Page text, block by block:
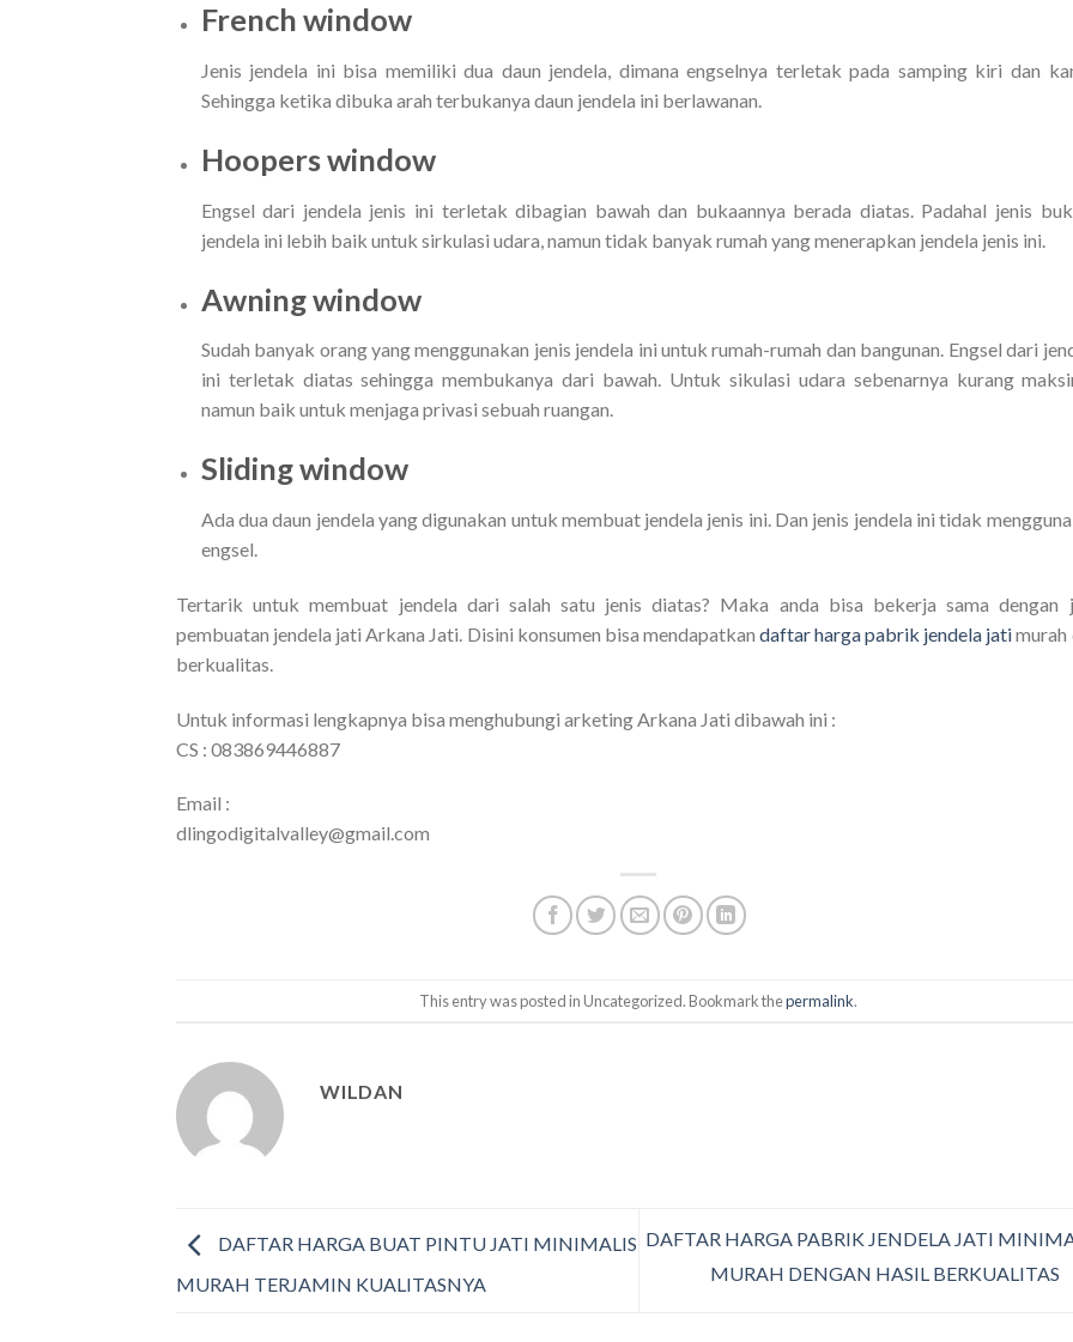
French window
Jenis jendela ini bisa memiliki dua daun jendela, dimana engselnya terletak pada samping kiri dan
Sehingga ketika dibuka arah terbukanya daun jendela ini berlawanan.
Hoopers window
Engsel dari jendela jenis ini terletak dibagian bawah dan bukaannya berada diatas. Padahal jenis
jendela ini lebih baik untuk sirkulasi udara, namun tidak banyak rumah yang menerapkan jendela jenis ini.
Awning window
Sudah banyak orang yang menggunakan jenis jendela ini untuk rumah-rumah dan bangunan. Engsel dari
ini terletak diatas sehingga membukanya dari bawah. Untuk sikulasi udara sebenarnya kurang
namun baik untuk menjaga privasi sebuah ruangan.
Sliding window
Ada dua daun jendela yang digunakan untuk membuat jendela jenis ini. Dan jenis jendela ini tidak
engsel.
Tertarik untuk membuat jendela dari salah satu jenis diatas? Maka anda bisa bekerja sama dengan
pembuatan jendela jati Arkana Jati. Disini konsumen bisa mendapatkan daftar harga pabrik jendela jatimurah
berkualitas.
Untuk informasi lengkapnya bisa menghubungi arketing Arkana Jati dibawah ini :
CS : 083869446887
Email :
dlingodigitalvalley@gmail.com
This entry was posted in Uncategorized. Bookmark thepermalink.
WILDAN
DAFTAR HARGA BUAT PINTU JATI MINIMALIS
MURAH TERJAMIN KUALITASNYA
DAFTAR HARGA PABRIK JENDELA JATI
MURAH DENGAN HASIL BERKUALITAS